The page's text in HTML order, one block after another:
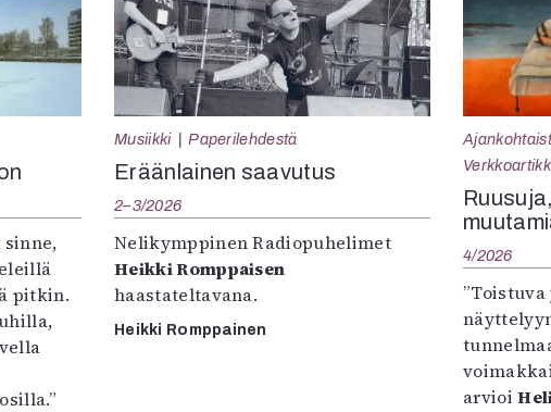
pitkin.
Musiikki Paperilehdestä
Eräänlainen saavutus
2–3/2026
Nelikymppinen Radiopuhelimet
Heikki Romppaisen
haastateltavana.
Heikki Romppainen
4/2026
arvioi